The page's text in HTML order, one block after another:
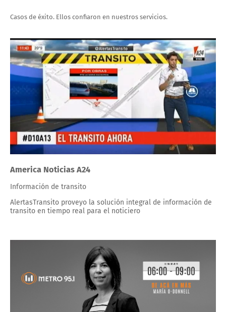
Casos de éxito. Ellos confiaron en nuestros servicios.
America Noticias A24
Información de transito
AlertasTransito proveyo la solución integral de información de
transito en tiempo real para el noticiero